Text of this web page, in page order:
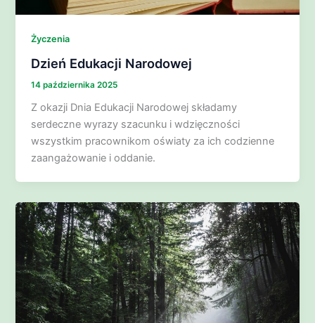
Życzenia
Dzień Edukacji Narodowej
14 października 2025
Z okazji Dnia Edukacji Narodowej składamy
serdeczne wyrazy szacunku i wdzięczności
wszystkim pracownikom oświaty za ich codzienne
zaangażowanie i oddanie.